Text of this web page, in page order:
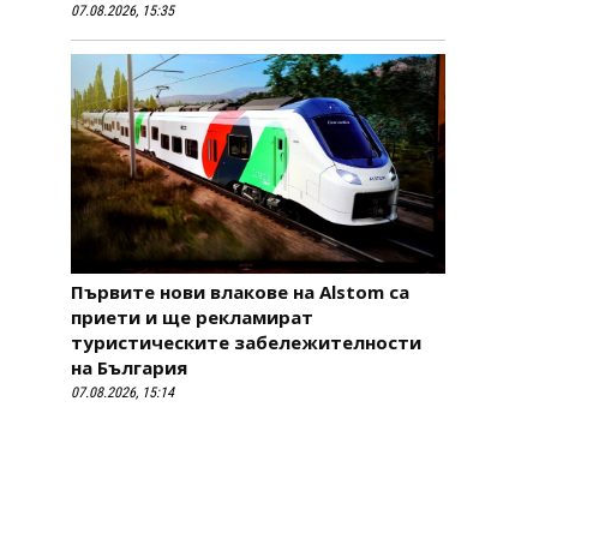
07.08.2026, 15:35
Първите нови влакове на Alstom са
приети и ще рекламират
туристическите забележителности
на България
07.08.2026, 15:14